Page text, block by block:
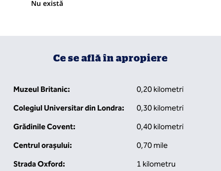
Nu există
Ce se află în apropiere
Muzeul Britanic:
0,20 kilometri
Colegiul Universitar din Londra:
0,30 kilometri
Grădinile Covent:
0,40 kilometri
Centrul orașului:
0,70 mile
Strada Oxford:
1 kilometru